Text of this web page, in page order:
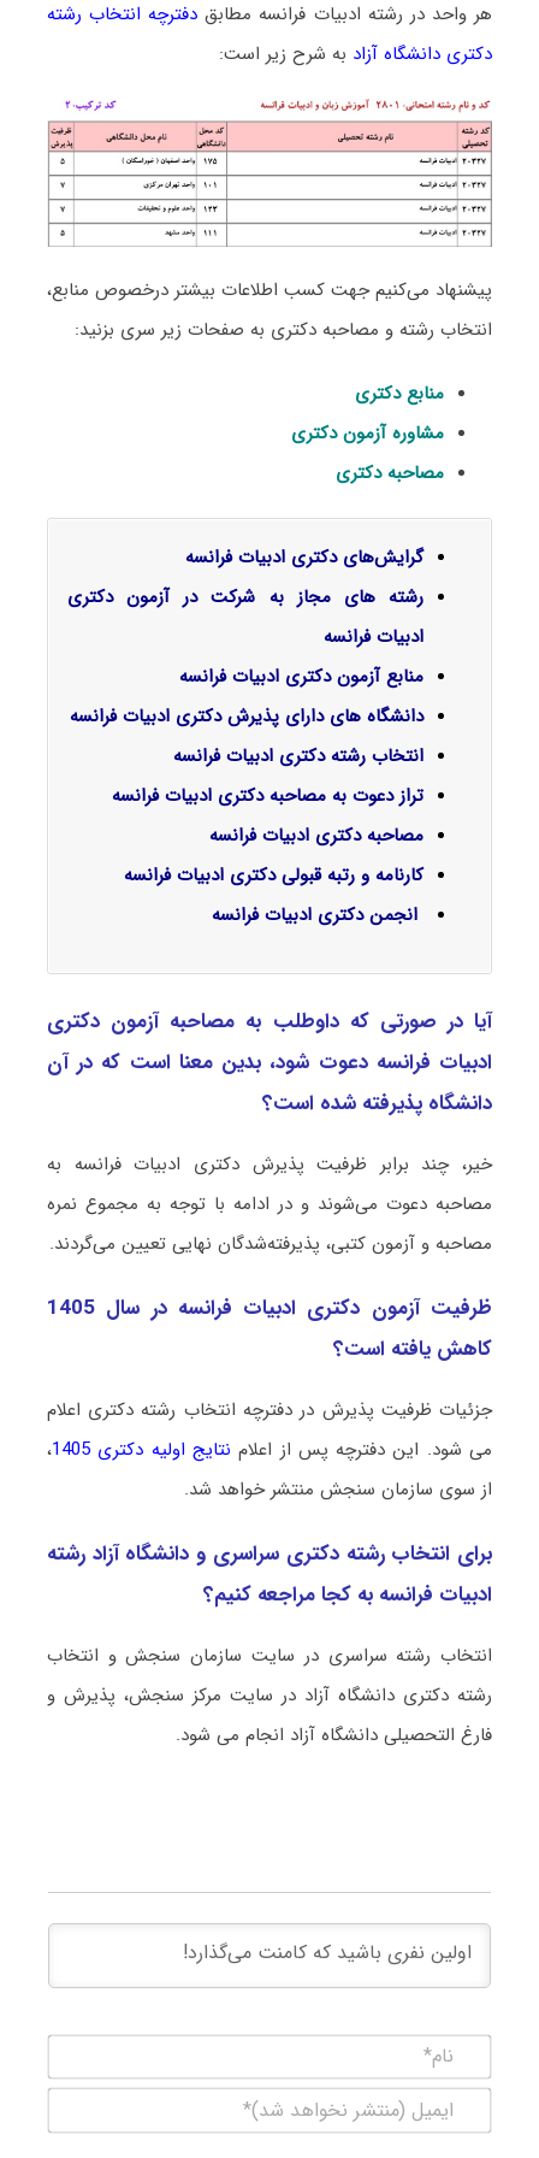
هر واحد در رشته ادبیات فراﻧﺴﻪ مطابق دفترچه انتخاب رشته
دکتری دانشگاه آزاد به شرح زیر است:
پیشنهاد می‌کنیم جهت کسب اطلاعات بیشتر درخصوص منابع،
انتخاب رشته و مصاحبه دکتری به صفحات زیر سری بزنید:
منابع دکتری
مشاوره آزمون دکتری
مصاحبه دکتری
گرایش‌های دکتری ادبیات فراﻧﺴﻪ
رشته های مجاز به شرکت در آزمون دکتری
ادبیات فرانسه
منابع آزمون دکتری ادبیات فرانسه
دانشگاه های دارای پذیرش دکتری ادبیات فرانسه
انتخاب رشته دکتری ادبیات فرانسه
تراز دعوت به مصاحبه دکتری ادبیات فرانسه
مصاحبه دکتری ادبیات فرانسه
کارنامه و رتبه قبولی دکتری ادبیات فرانسه
انجمن دکتری ادبیات فرانسه
آیا در صورتی که داوطلب به مصاحبه آزمون دکتری
ادبیات فراﻧﺴﻪ دعوت شود، بدین معنا است که در آن
دانشگاه پذیرفته شده است؟
خیر، چند برابر ظرفیت پذیرش دکتری ادبیات فراﻧﺴﻪ به
مصاحبه دعوت می‌شوند و در ادامه با توجه به مجموع نمره
مصاحبه و آزمون کتبی، پذیرفته‌شدگان نهایی تعیین می‌گردند.
ظرفیت آزمون دکتری ادبیات فراﻧﺴﻪ در سال 1405
کاهش یافته است؟
جزئیات ظرفیت پذیرش در دفترچه انتخاب رشته دکتری اعلام
می شود. این دفترچه پس از اعلام نتایج اولیه دکتری 1405
،
از سوی سازمان سنجش منتشر خواهد شد.
برای انتخاب رشته دکتری سراسری و دانشگاه آزاد رشته
ادبیات فراﻧﺴﻪ به کجا مراجعه کنیم؟
انتخاب رشته سراسری در سایت سازمان سنجش و انتخاب
رشته دکتری دانشگاه آزاد در سایت مرکز سنجش، پذیرش و
فارغ التحصیلی دانشگاه آزاد انجام می شود.
(منتشر